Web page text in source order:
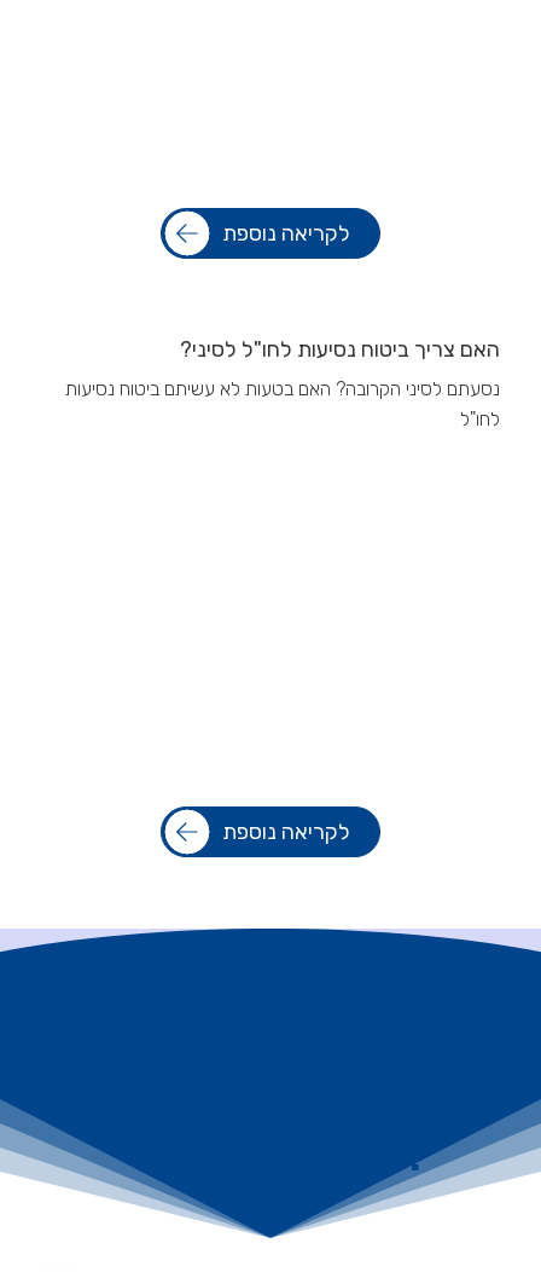
לקריאה נוספת
האם צריך ביטוח נסיעות לחו"ל לסיני?
נסעתם לסיני הקרובה? האם בטעות לא עשיתם ביטוח נסיעות
לחו"ל
לקריאה נוספת
:-)